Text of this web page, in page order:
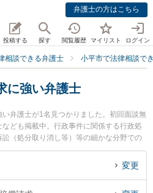
弁護士の方はこちら
投稿する 探す 閲覧履歴 マイリスト ログイン
相談できる弁護士 小平市で法律相談で
に強い弁護士
弁護士が1名見つかりました。初回面談無
ども掲載中。行政事件に関係する行政処
（処分取り消し等）等の細かな分野での
火法律事務所の古庄 野火弁護士のプロフ
注目されています。『小平市で土日や夜
変更